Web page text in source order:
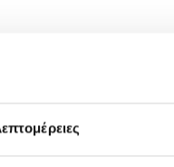
M.B.A. από
και από το
ενώ
του